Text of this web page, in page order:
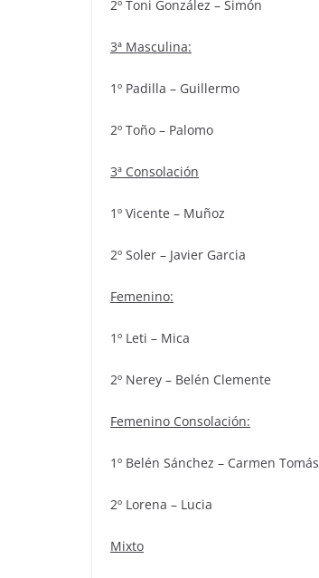
2º Toni González – Simón
3ª Masculina:
1º Padilla – Guillermo
2º Toño – Palomo
3ª Consolación
1º Vicente – Muñoz
2º Soler – Javier Garcia
Femenino:
1º Leti – Mica
2º Nerey – Belén Clemente
Femenino Consolación:
1º Belén Sánchez – Carmen Tomás
2º Lorena – Lucia
Mixto